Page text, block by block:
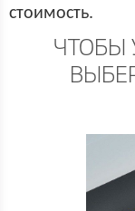
стоимость.
ЧТОБЫ